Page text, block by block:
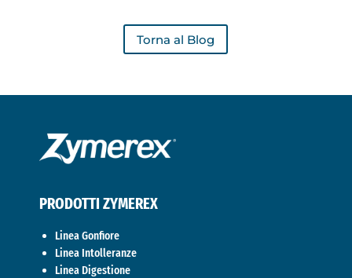
Torna al Blog
PRODOTTI ZYMEREX
Linea Gonfiore
Linea Intolleranze
Linea Digestione